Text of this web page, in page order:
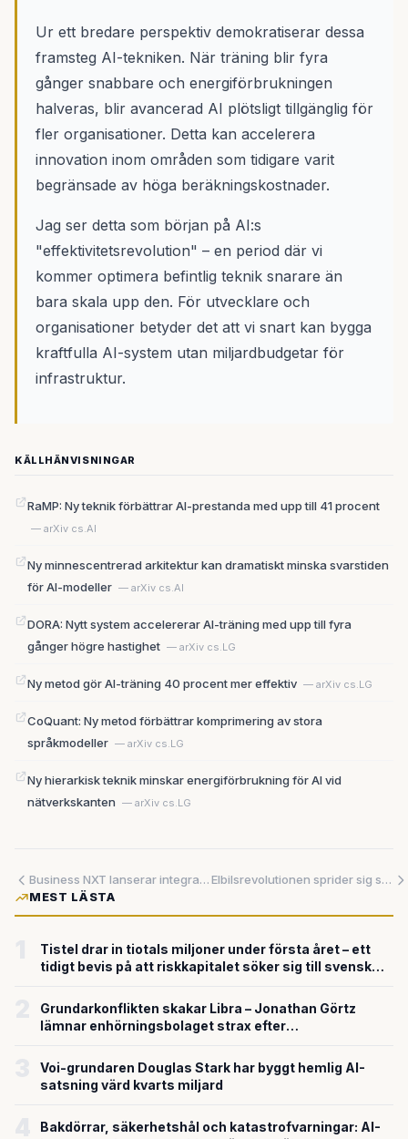
Ur ett bredare perspektiv demokratiserar dessa
framsteg AI-tekniken. När träning blir fyra
gånger snabbare och energiförbrukningen
halveras, blir avancerad AI plötsligt tillgänglig för
fler organisationer. Detta kan accelerera
innovation inom områden som tidigare varit
begränsade av höga beräkningskostnader.
Jag ser detta som början på AI:s
"effektivitetsrevolution" – en period där vi
kommer optimera befintlig teknik snarare än
bara skala upp den. För utvecklare och
organisationer betyder det att vi snart kan bygga
kraftfulla AI-system utan miljardbudgetar för
infrastruktur.
KÄLLHÄNVISNINGAR
RaMP: Ny teknik förbättrar AI-prestanda med upp till 41 procent
— arXiv cs.AI
Ny minnescentrerad arkitektur kan dramatiskt minska svarstiden
för AI-modeller — arXiv cs.AI
DORA: Nytt system accelererar AI-träning med upp till fyra
gånger högre hastighet — arXiv cs.LG
Ny metod gör AI-träning 40 procent mer effektiv — arXiv cs.LG
CoQuant: Ny metod förbättrar komprimering av stora
språkmodeller — arXiv cs.LG
Ny hierarkisk teknik minskar energiförbrukning för AI vid
nätverkskanten — arXiv cs.LG
Business NXT lanserar integrationsmotor för att lösa svenska företags datasystem-problem
Elbilsrevolutionen sprider sig söderut – Latinamerika ökar med 74 procent första kvartalet
MEST LÄSTA
Tistel drar in tiotals miljoner under första året – ett
tidigt bevis på att riskkapitalet söker sig till svensk
Grundarkonflikten skakar Libra – Jonathan Görtz
lämnar enhörningsbolaget strax efter
Voi-grundaren Douglas Stark har byggt hemlig AI-
satsning värd kvarts miljard
Bakdörrar, säkerhetshål och katastrofvarningar: AI-